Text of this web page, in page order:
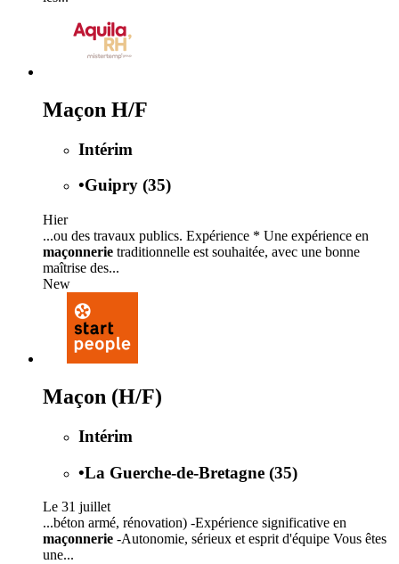
Maçon H/F
Intérim
•Guipry (35)
Hier
...ou des travaux publics. Expérience * Une expérience en
maçonnerie traditionnelle est souhaitée, avec une bonne
maîtrise des...
New
Maçon (H/F)
Intérim
•La Guerche-de-Bretagne (35)
Le 31 juillet
...béton armé, rénovation) -Expérience significative en
maçonnerie -Autonomie, sérieux et esprit d'équipe Vous êtes
une...